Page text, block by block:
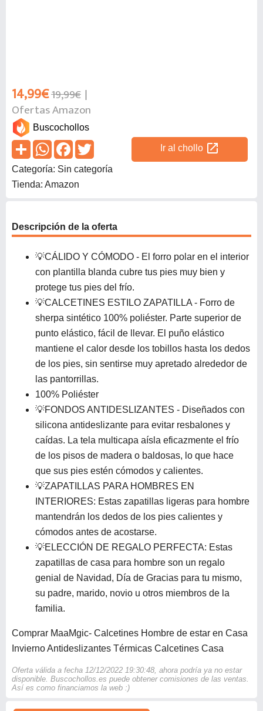
14,99€19,99€
Ofertas Amazon
Buscochollos
Ir al chollo open_in_new
Categoría: Sin categoría
Tienda: Amazon
Descripción de la oferta
💡CÁLIDO Y CÓMODO - El forro polar en el interior
con plantilla blanda cubre tus pies muy bien y
protege tus pies del frío.
💡CALCETINES ESTILO ZAPATILLA - Forro de
sherpa sintético 100% poliéster. Parte superior de
punto elástico, fácil de llevar. El puño elástico
mantiene el calor desde los tobillos hasta los dedos
de los pies, sin sentirse muy apretado alrededor de
las pantorrillas.
100% Poliéster
💡FONDOS ANTIDESLIZANTES - Diseñados con
silicona antideslizante para evitar resbalones y
caídas. La tela multicapa aísla eficazmente el frío
de los pisos de madera o baldosas, lo que hace
que sus pies estén cómodos y calientes.
💡ZAPATILLAS PARA HOMBRES EN
INTERIORES: Estas zapatillas ligeras para hombre
mantendrán los dedos de los pies calientes y
cómodos antes de acostarse.
💡ELECCIÓN DE REGALO PERFECTA: Estas
zapatillas de casa para hombre son un regalo
genial de Navidad, Día de Gracias para tu mismo,
su padre, marido, novio u otros miembros de la
familia.
Comprar MaaMgic- Calcetines Hombre de estar en Casa
Invierno Antideslizantes Térmicas Calcetines Casa
Oferta válida a fecha 12/12/2022 19:30:48, ahora podría ya no estar
disponible. Buscochollos.es puede obtener comisiones de las ventas.
Así es como financiamos la web :)